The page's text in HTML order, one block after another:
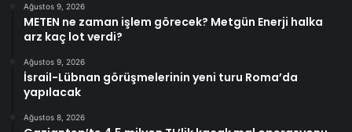
Ağustos 9, 2026
METEN ne zaman işlem görecek? Metgün Enerji halka
arz kaç lot verdi?
Ağustos 9, 2026
İsrail-Lübnan görüşmelerinin yeni turu Roma’da
yapılacak
Ağustos 8, 2026